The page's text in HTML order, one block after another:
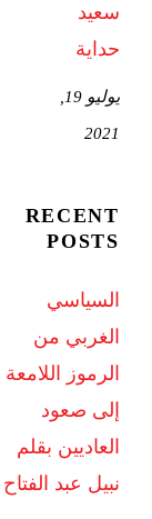
2021
RECENT
POSTS
السياسي
الغربي من
الرموز اللامعة
إلى صعود
العاديين بقلم
نبيل عبد الفتاح